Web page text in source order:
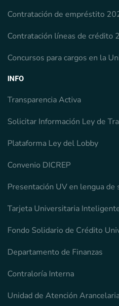
Contratación de empréstito
Contratación líneas de crédito
Concursos para cargos en la
INFO
Transparencia Activa
Solicitar Información Ley de
Plataforma Ley del Lobby
Convenio DICREP
Presentación UV en lengua de
Tarjeta Universitaria
Fondo Solidario de Crédito
Departamento de Finanzas
Contraloría Interna
Unidad de Atención